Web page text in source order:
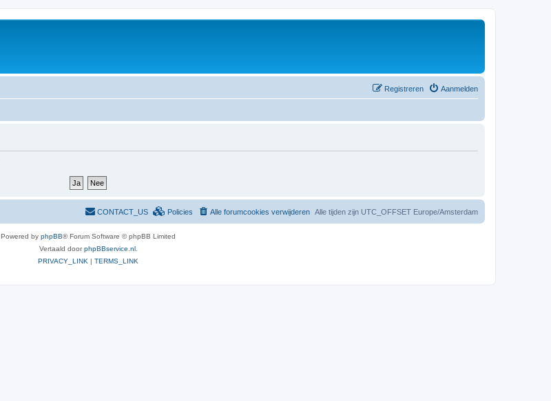
Aanmelden
Registreren
Alle tijden zijn UTC_OFFSET Europe/Amsterdam
Alle forumcookies verwijderen
Policies
CONTACT_US
Powered by phpBB® Forum Software © phpBB Limited
Vertaald doorphpBBservice.nl.
PRIVACY_LINK | TERMS_LINK